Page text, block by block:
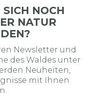
NOCH
NATUR
Newsletter und
des Waldes unter
Neuheiten,
mit Ihnen